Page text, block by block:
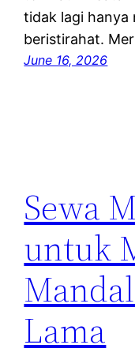
tidak lagi hanya
beristirahat.
June 16, 2026
Sewa
untuk
Lama